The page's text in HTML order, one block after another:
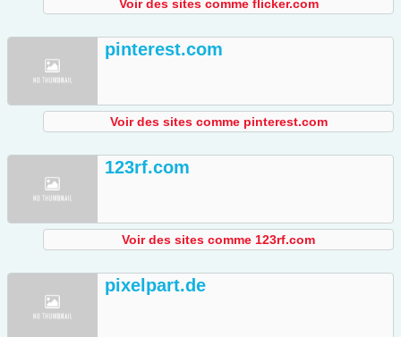
Voir des sites comme flicker.com
pinterest.com
Voir des sites comme pinterest.com
123rf.com
Voir des sites comme 123rf.com
pixelpart.de